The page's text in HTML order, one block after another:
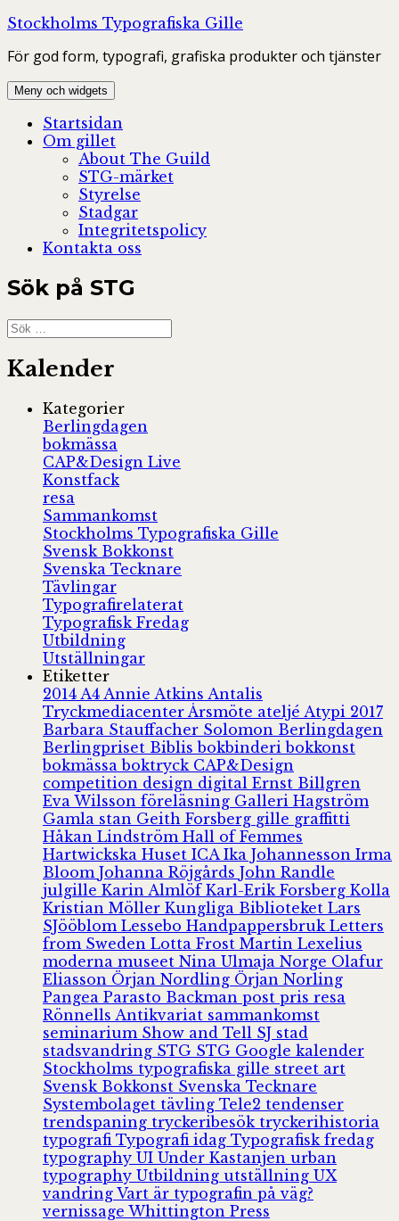
Hoppa
innehåll
Stockholms Typografiska Gille
För god form, typografi, grafiska produkter och tjänster
Meny och widgets
Startsidan
Om gillet
About The Guild
STG-märket
Styrelse
Stadgar
Integritetspolicy
Kontakta oss
Sök på STG
Sök
efter:
Kalender
Kategorier
Berlingdagen
bokmässa
CAP&Design Live
Konstfack
resa
Sammankomst
Stockholms Typografiska Gille
Svensk Bokkonst
Svenska Tecknare
Tävlingar
Typografirelaterat
Typografisk Fredag
Utbildning
Utställningar
Etiketter
2014 A4 Annie Atkins Antalis
Tryckmediacenter Årsmöte ateljé Atypi 2017
Barbara Stauffacher Solomon Berlingdagen
Berlingpriset Biblisbokbinderibokkonst
bokmässaboktryck CAP&Design
competition design digital Ernst Billgren
Eva Wilsson föreläsning Galleri Hagström
Gamla stan Geith Forsberg gille graffitti
Håkan Lindström Hall of Femmes
Hartwickska Huset ICA Ika Johannesson Irma
Bloom Johanna Röjgårds John Randle
julgille Karin Almlöf Karl-Erik Forsberg Kolla
Kristian Möller Kungliga Biblioteket Lars
SJööblom Lessebo Handpappersbruk Letters
from Sweden Lotta Frost Martin Lexelius
moderna museet Nina Ulmaja Norge Olafur
Eliasson Örjan Nordling Örjan Norling
Pangea Parasto Backman post pris resa
Rönnells Antikvariat sammankomst
seminarium Show and Tell SJ stad
stadsvandring STG STG Google kalender
Stockholms typografiska gille street art
Svensk Bokkonst Svenska Tecknare
Systembolaget tävling Tele2 tendenser
trendspaning tryckeribesök tryckerihistoria
typografi Typografi idag Typografisk fredag
typography UI Under Kastanjen urban
typography Utbildning utställning UX
vandring Vart är typografin på väg?
vernissage Whittington Press